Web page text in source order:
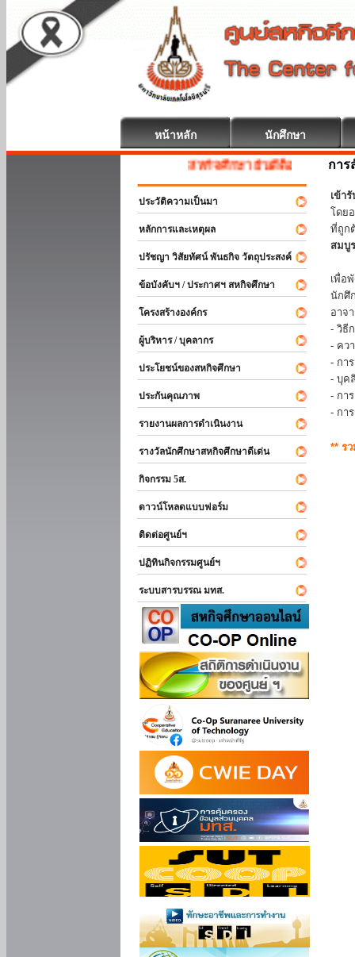
หน้าหลัก นักศึกษา
สหกิจศึกษา ยินดีต้อนรับ
ประวัติความเป็นมา
หลักการและเหตุผล
ปรัชญา วิสัยทัศน์ พันธกิจ วัตถุประสงค์
ข้อบังคับฯ / ประกาศฯ สหกิจศึกษา
โครงสร้างองค์กร
ผู้บริหาร / บุคลากร
ประโยชน์ของสหกิจศึกษา
ประกันคุณภาพ
รายงานผลการดำเนินงาน
รางวัลนักศึกษาสหกิจศึกษาดีเด่น
กิจกรรม 5ส.
ดาวน์โหลดแบบฟอร์ม
ติดต่อศูนย์ฯ
ปฏิทินกิจกรรมศูนย์ฯ
ระบบสารบรรณ มทส.
การ
เข้า
โดย
ที่ถูก
สมบู
เพื่อ
นักศึ
อาจ
- วิธี
- คว
- กา
- บุค
- กา
- กา
** ร